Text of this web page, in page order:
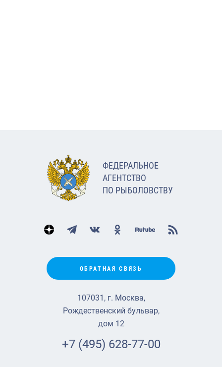
ФЕДЕРАЛЬНОЕ
АГЕНТСТВО
ПО РЫБОЛОВСТВУ
ОБРАТНАЯ СВЯЗЬ
107031, г. Москва,
Рождественский бульвар,
дом 12
+7 (495) 628-77-00